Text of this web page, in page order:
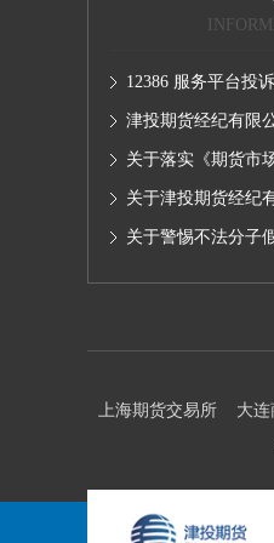
12386 服务平台投
津投期货经纪有限
业的公告
关于落实《期货市
求,无限易终端版本
关于津投期货经纪
联交易情况的公示
关于警惕不法分子
上海期货交易所 大